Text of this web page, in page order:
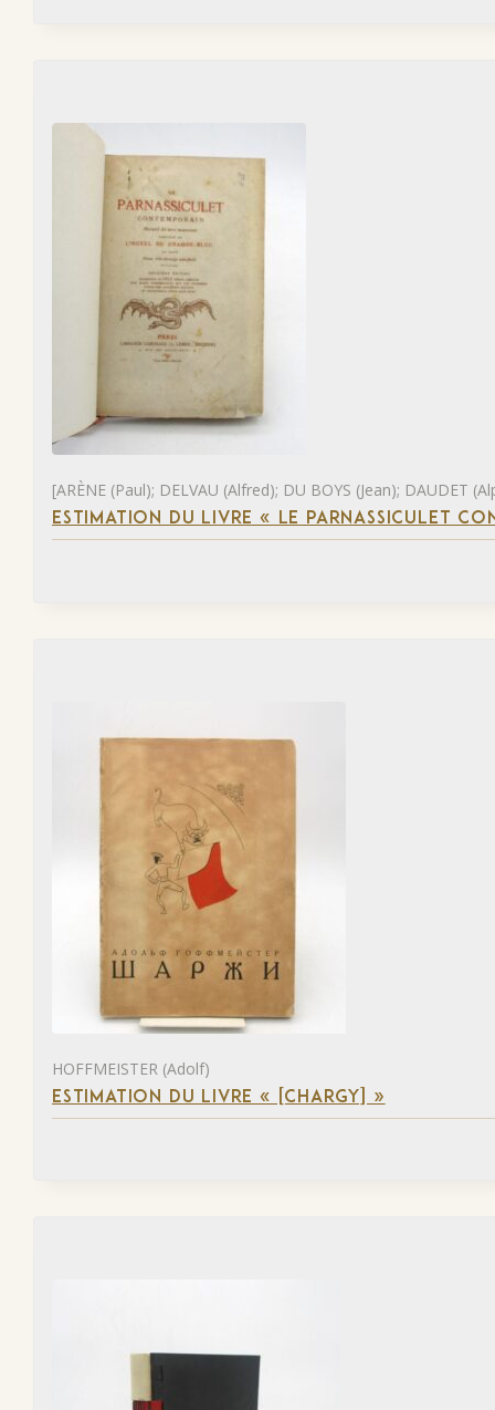
[ARÈNE (Paul); DELVAU (Alfred); DU BOYS (Jean); DAUDET
ESTIMATION DU LIVRE « LE PARNASSICULET
HOFFMEISTER (Adolf)
ESTIMATION DU LIVRE « [CHARGY] »